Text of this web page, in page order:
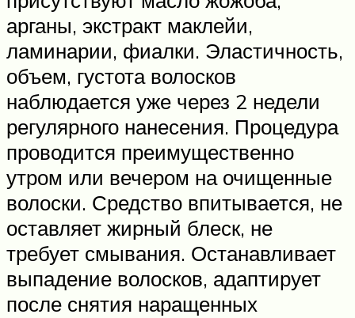
арганы, экстракт маклейи,
ламинарии, фиалки. Эластичность,
объем, густота волосков
наблюдается уже через 2 недели
регулярного нанесения. Процедура
проводится преимущественно
утром или вечером на очищенные
волоски. Средство впитывается, не
оставляет жирный блеск, не
требует смывания. Останавливает
выпадение волосков, адаптирует
после снятия наращенных